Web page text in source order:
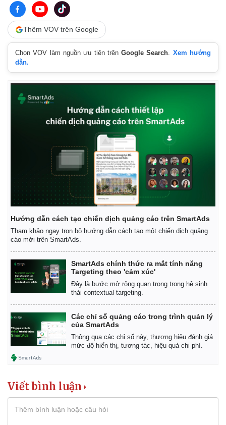
Bóng đá
Lịch thi đấu bóng đá
Thế giới thể thao
Ô tô - Xe máy
Ô tô
Xe máy
Thêm VOV trên Google
Chọn VOV làm nguồn ưu tiên trênGoogle Search. Xem hướng
dẫn.
Hướng dẫn cách tạo chiến dịch quảng cáo trên SmartAds
Tham khảo ngay trọn bộ hướng dẫn cách tạo một chiến dịch quảng
cáo mới trên SmartAds.
SmartAds chính thức ra mắt tính năng
Targeting theo 'cảm xúc'
Đây là bước mở rộng quan trọng trong hệ sinh
thái contextual targeting.
Các chỉ số quảng cáo trong trình quản lý
của SmartAds
Thông qua các chỉ số này, thương hiệu đánh giá
mức độ hiển thị, tương tác, hiệu quả chi phí.
Viết bình luận